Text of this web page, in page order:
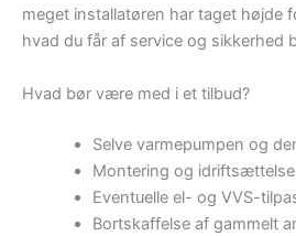
meget installatøren har taget højde
hvad du får af service og sikkerhed
Hvad bør være med i et tilbud?
Selve varmepumpen og
Montering og idriftsættelse
Eventuelle el- og VVS-
Bortskaffelse af gammelt